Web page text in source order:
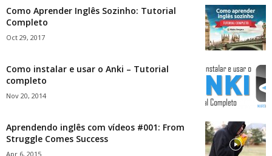
Como Aprender Inglês Sozinho: Tutorial
Completo
Oct 29, 2017
Como instalar e usar o Anki – Tutorial
completo
Nov 20, 2014
Aprendendo inglês com vídeos #001: From
Struggle Comes Success
Apr 6, 2015